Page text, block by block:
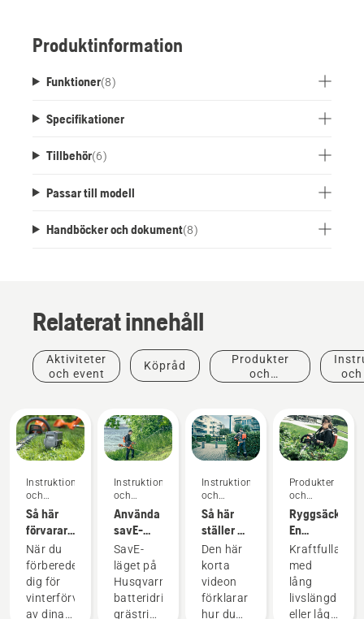
Produktinformation
Funktioner(8)
Specifikationer
Tillbehör(6)
Passar till modell
Handböcker och dokument(8)
Relaterat innehåll
Aktiviteter
och event
Köpråd
Produkter
och
Instruktioner
och
guider
Så här
förvarar
du
Husqvarna-
batteriet
över
vintern
När du
förbereder
dig för
vinterförvaring
av dina
Instruktioner
och
guider
Använda
savE-
läget på
en
batteridriven
grästrimmer
SavE-
läget på
Husqvarnas
batteridrivna
grästrimmer
Instruktioner
och
guider
Så här
ställer du
in och
monterar
det
ryggburna
batteriet
Den här
korta
videon
förklarar
hur du
Produkter
och
innovationer
En
revolution
för
handhållna,
batteridrivna
motorverktyg
Kraftfulla
med
lång
livslängd
eller lågt